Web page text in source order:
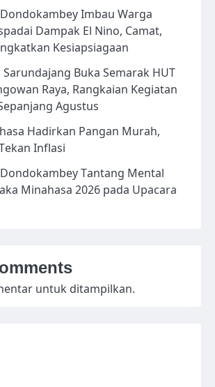
Imbau Warga
Dampak El Nino, Camat,
Kesiapsiagaan
Buka Semarak HUT
Raya, Rangkaian Kegiatan
Agustus
Hadirkan Pangan Murah,
Inflasi
Tantang Mental
Minahasa 2026 pada Upacara
untuk ditampilkan.